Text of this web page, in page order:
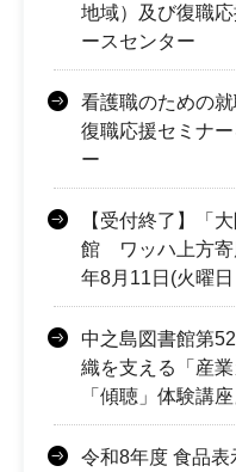
地域）及び復職
ースセンター
看護職のための
復職応援セミナ
ー
【受付終了】「
館 ワッハ上方寄
年8月11日(火曜日
中之島図書館第
織を支える「産
「傾聴」体験講座
令和8年度 食品